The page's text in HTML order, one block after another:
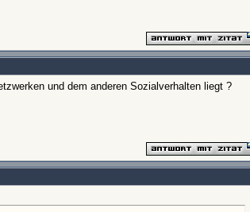
und dem anderen Sozialverhalten liegt ?